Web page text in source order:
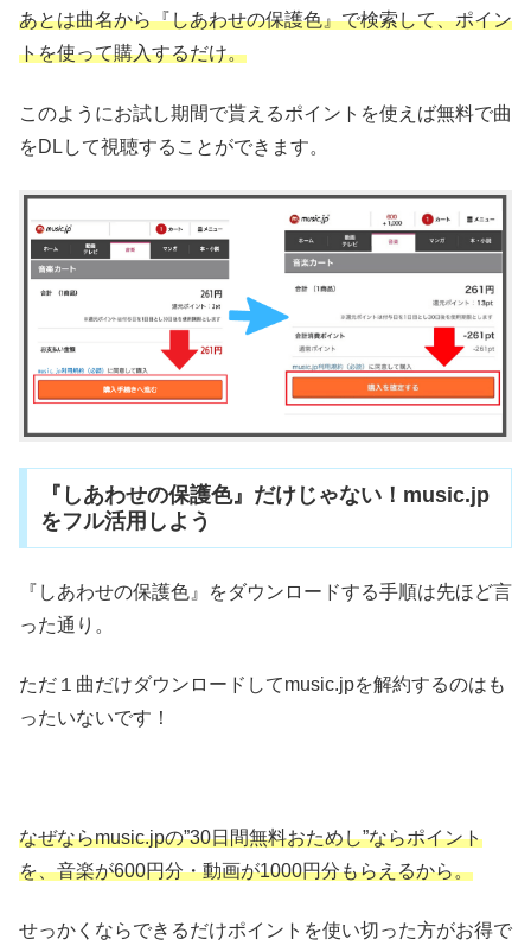
あとは曲名から『しあわせの保護色』で検索して、ポイン
トを使って購入するだけ。
このようにお試し期間で貰えるポイントを使えば無料で曲
をDLして視聴することができます。
『しあわせの保護色』だけじゃない！music.jp
をフル活用しよう
『しあわせの保護色』をダウンロードする手順は先ほど言
った通り。
ただ１曲だけダウンロードしてmusic.jpを解約するのはも
ったいないです！
なぜならmusic.jpの”30日間無料おためし”ならポイント
を、音楽が600円分・動画が1000円分もらえるから。
せっかくならできるだけポイントを使い切った方がお得で